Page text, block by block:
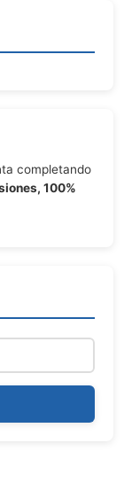
completando
100%